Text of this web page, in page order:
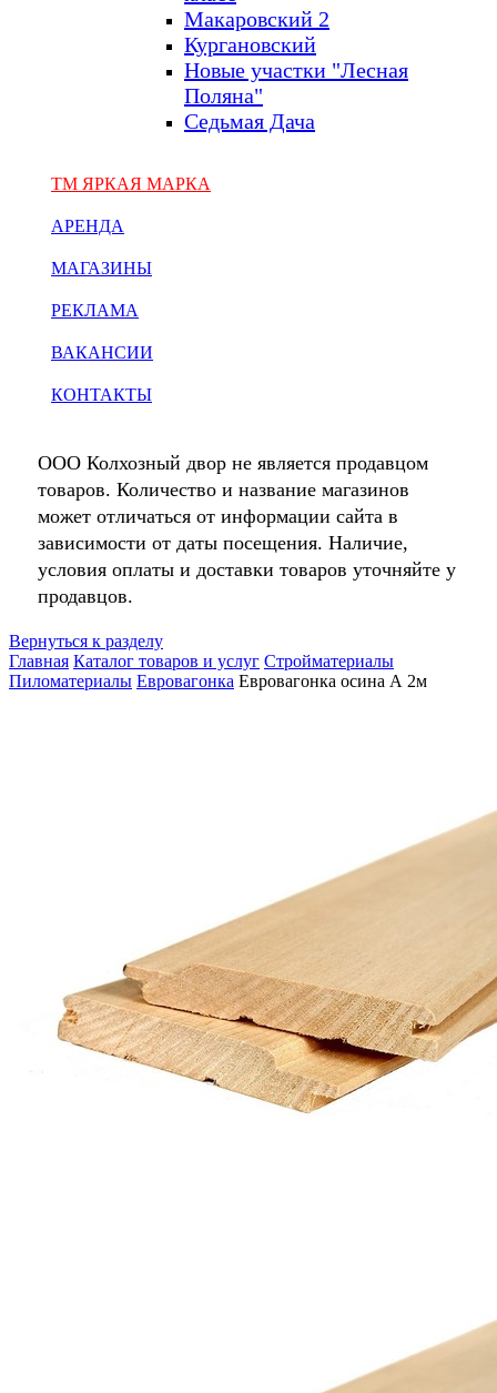
Макаровский 2
Кургановский
Новые участки "Лесная
Поляна"
Седьмая Дача
ТМ ЯРКАЯ МАРКА
АРЕНДА
МАГАЗИНЫ
РЕКЛАМА
ВАКАНСИИ
КОНТАКТЫ
ООО Колхозный двор не является продавцом
товаров. Количество и название магазинов
может отличаться от информации сайта в
зависимости от даты посещения. Наличие,
условия оплаты и доставки товаров уточняйте у
продавцов.
Вернуться к разделу
Главная Каталог товаров и услуг Стройматериалы
Пиломатериалы Евровагонка Евровагонка осина А 2м